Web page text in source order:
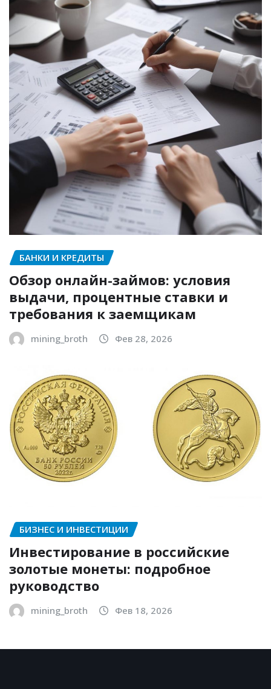
БАНКИ И КРЕДИТЫ
Обзор онлайн-займов: условия
выдачи, процентные ставки и
требования к заемщикам
mining_broth Фев 28, 2026
БИЗНЕС И ИНВЕСТИЦИИ
Инвестирование в российские
золотые монеты: подробное
руководство
mining_broth Фев 18, 2026